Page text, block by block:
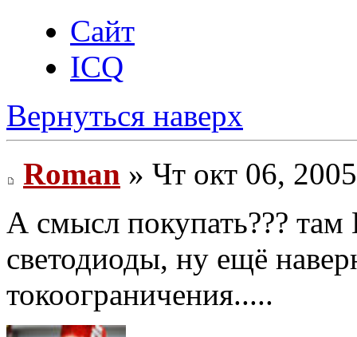
Сайт
ICQ
Вернуться наверх
Roman » Чт окт 06,
А смысл покупать???
светодиоды, ну ещё
токоограничения.....